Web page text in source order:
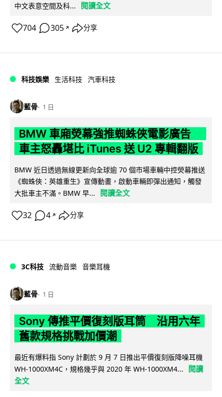
中文表意空間及科...
閱讀全文
704 305 ↗ 分享
科技娛樂 生活科技 汽車科技
藍骨 1 日
BMW 車廂熒幕強推蜘蛛俠電影廣告
車主怒轟堪比 iTunes 送 U2 專輯翻版
BMW 近日透過無線更新向全球逾 70 個市場車輛中控熒幕推送
《蜘蛛俠：英雄重生》宣傳動畫，啟動車輛即彈出通知，觸發
大批車主不滿。BMW 早...
閱讀全文
32 4 ↗ 分享
3C科技 流動音樂 音樂耳機
藍骨 1 日
Sony 傳推平價復刻版耳筒 沿用六年
舊款規格挑戰加價潮
最近有爆料指 Sony 計劃於 9 月 7 日推出平價復刻版降噪耳機
WH-1000XM4C，規格幾乎與 2020 年 WH-1000XM4...
閱讀
全文